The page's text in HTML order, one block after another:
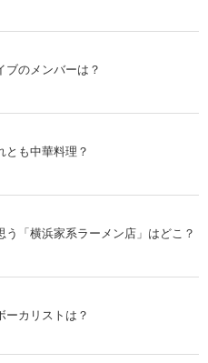
ブのメンバーは？
とも中華料理？
う「横浜家系ラーメン店」はどこ？
ーカリストは？